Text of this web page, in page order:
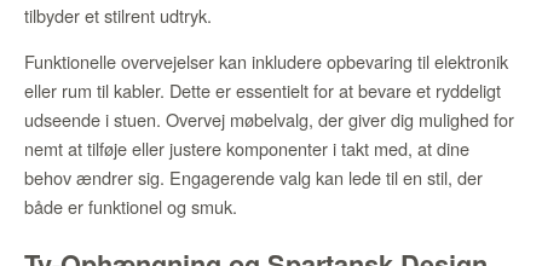
tilbyder et stilrent udtryk.
Funktionelle overvejelser kan inkludere opbevaring til elektronik
eller rum til kabler. Dette er essentielt for at bevare et ryddeligt
udseende i stuen. Overvej møbelvalg, der giver dig mulighed for
nemt at tilføje eller justere komponenter i takt med, at dine
behov ændrer sig. Engagerende valg kan lede til en stil, der
både er funktionel og smuk.